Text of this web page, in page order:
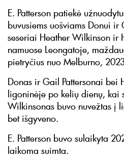
E. Patterson patiekė
buvusiems uošviams Donui ir
seseriai Heather Wilkinson ir
namuose Leongatoje,
pietryčius nuo Melburno,
Donas ir Gail Pattersonai bei
ligoninėje po kelių dienų, kai
Wilkinsonas buvo nuvežtas į
bet išgyveno.
E. Patterson buvo sulaikyta
laikoma suimta.